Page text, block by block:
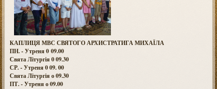
КАПЛИЦЯ МВС СВЯТОГО АРХИСТРАТИГА МИХАЇЛА
ПН. - Утреня 0 09.00
Свята Літургія 0 09.30
СР. - Утреня 0 09. 00
Свята Літургія о 09.30
ПТ. - Утреня о 09.00